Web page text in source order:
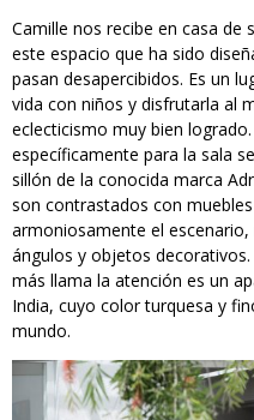
Camille nos recibe en casa de
este espacio que ha sido
pasan desapercibidos. Es un
vida con niños y disfrutarla al
eclecticismo muy bien
específicamente para la sala
sillón de la conocida marca
son contrastados con
armoniosamente el
ángulos y objetos
más llama la atención es un
India, cuyo color turquesa y
mundo.